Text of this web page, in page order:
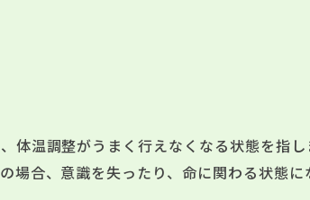
体温調整がうまく行えなくなる状態を指
場合、意識を失ったり、命に関わる状態